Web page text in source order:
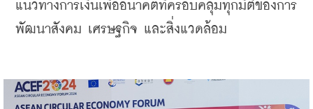
แนวทางการเงินเพื่ออนาคตที่ครอบคลุมทุกมิติของการ
พัฒนาสังคม เศรษฐกิจ และสิ่งแวดล้อม